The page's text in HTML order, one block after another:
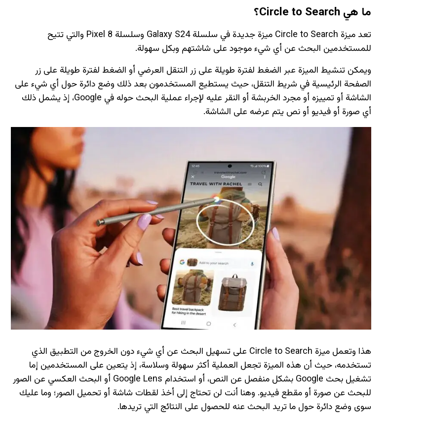
ما هي Circle to Search؟
تعد ميزة Circle to Search ميزة جديدة في سلسلة Galaxy S24 وسلسلة Pixel 8 والتي تتيح
للمستخدمين البحث عن أي شيء موجود على شاشتهم وبكل سهولة.
ويمكن تنشيط الميزة عبر الضغط لفترة طويلة على زر التنقل العرضي أو الضغط لفترة طويلة على زر
الصفحة الرئيسية في شريط التنقل، حيث يستطيع المستخدمون بعد ذلك وضع دائرة حول أي شيء على
الشاشة أو تمييزه أو مجرد الخربشة أو النقر عليه لإجراء عملية البحث حوله في Google، إذ يشمل ذلك
أي صورة أو فيديو أو نص يتم عرضه على الشاشة.
هذا وتعمل ميزة Circle to Search على تسهيل البحث عن أي شيء دون الخروج من التطبيق الذي
تستخدمه، حيث أن هذه الميزة تجعل العملية أكثر سهولة وسلاسة، إذ يتعين على المستخدمين إما
تشغيل بحث Google بشكل منفصل عن النص، أو استخدام Google Lens أو البحث العكسي عن الصور
للبحث عن صورة أو مقطع فيديو. وهنا أنت لن تحتاج إلى أخذ لقطات شاشة أو تحميل الصور؛ وما عليك
سوى وضع دائرة حول ما تريد البحث عنه للحصول على النتائج التي تريدها.